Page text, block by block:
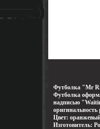
Футболка "Mr
Футболка
надписью
Цвет:
Изготовитель: